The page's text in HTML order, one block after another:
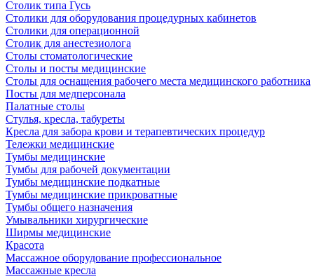
Столик типа Гусь
Столики для оборудования процедурных кабинетов
Столики для операционной
Столик для анестезиолога
Столы стоматологические
Столы и посты медицинские
Столы для оснащения рабочего места медицинского работника
Посты для медперсонала
Палатные столы
Стулья, кресла, табуреты
Кресла для забора крови и терапевтических процедур
Тележки медицинские
Тумбы медицинские
Тумбы для рабочей документации
Тумбы медицинские подкатные
Тумбы медицинские прикроватные
Тумбы общего назначения
Умывальники хирургические
Ширмы медицинские
Красота
Массажное оборудование профессиональное
Массажные кресла